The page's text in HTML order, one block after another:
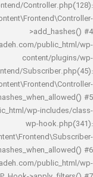
Frontend/
decokadeh.com/
Frontend/
public_html/wp-
wp-
decokadeh.com/